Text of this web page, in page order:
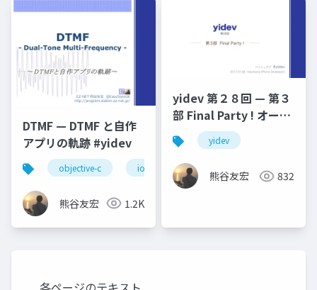
DTMF — DTMF と自作
アプリの軌跡 #yidev
objective-c ios dtmf オーディオ
熊谷友宏 1.2K
yidev 第２８回 — 第３
部 Final Party ! オープ
ニングyidev
熊谷友宏 832